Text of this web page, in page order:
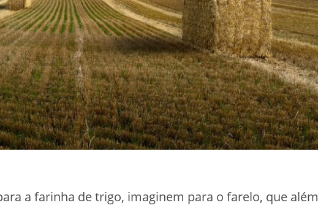
a farinha de trigo, imaginem para o farelo, que além